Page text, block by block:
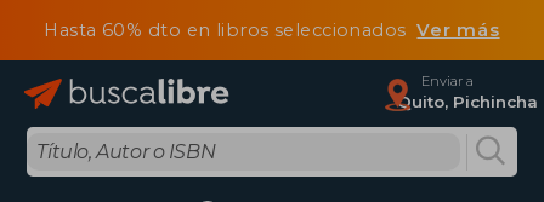
Hasta 60% dto en libros seleccionadosVer más
Enviar a
Quito, Pichincha